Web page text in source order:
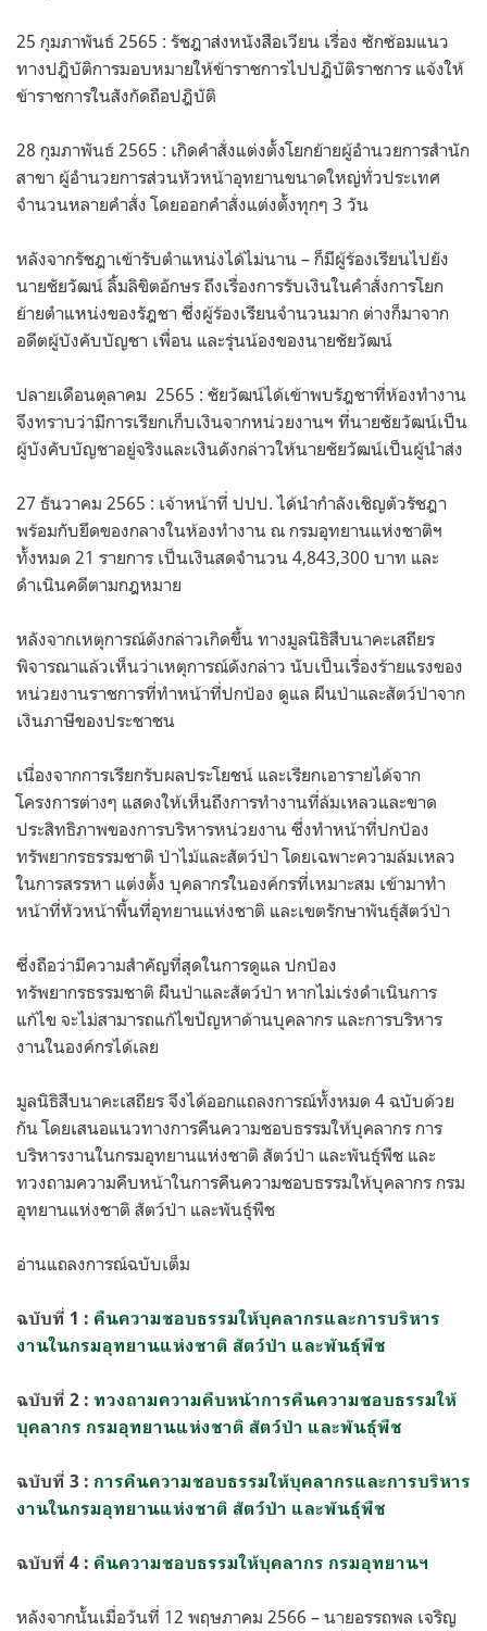
25 กุมภาพันธ์ 2565 : รัชฎาส่งหนังสือเวียน เรื่อง ซักซ้อมแนว
ทางปฎิบัติการมอบหมายให้ข้าราชการไปปฎิบัติราชการ แจ้งให้
ข้าราชการในสังกัดถือปฎิบัติ
28 กุมภาพันธ์ 2565 : เกิดคำสั่งแต่งตั้งโยกย้ายผู้อำนวยการสำนัก
สาขา ผู้อำนวยการส่วนหัวหน้าอุทยานขนาดใหญ่ทั่วประเทศ
จำนวนหลายคำสั่ง โดยออกคำสั่งแต่งตั้งทุกๆ 3 วัน
หลังจากรัชฎาเข้ารับตำแหน่งได้ไม่นาน – ก็มีผู้ร้องเรียนไปยัง
นายชัยวัฒน์ ลิ้มลิขิตอักษร ถึงเรื่องการรับเงินในคำสั่งการโยก
ย้ายตำแหน่งของรัฎชา ซึ่งผู้ร้องเรียนจำนวนมาก ต่างก็มาจาก
อดีตผู้บังคับบัญชา เพื่อน และรุ่นน้องของนายชัยวัฒน์
ปลายเดือนตุลาคม 2565 : ชัยวัฒน์ได้เข้าพบรัฎชาที่ห้องทำงาน
จึงทราบว่ามีการเรียกเก็บเงินจากหน่วยงานฯ ที่นายชัยวัฒน์เป็น
ผู้บังคับบัญชาอยู่จริงและเงินดังกล่าวให้นายชัยวัฒน์เป็นผู้นำส่ง
27 ธันวาคม 2565 : เจ้าหน้าที่ ปปป. ได้นำกำลังเชิญตัวรัชฎา
พร้อมกับยึดของกลางในห้องทำงาน ณ กรมอุทยานแห่งชาติฯ
ทั้งหมด 21 รายการ เป็นเงินสดจำนวน 4,843,300 บาท และ
ดำเนินคดีตามกฎหมาย
หลังจากเหตุการณ์ดังกล่าวเกิดขึ้น ทางมูลนิธิสืบนาคะเสถียร
พิจารณาแล้วเห็นว่าเหตุการณ์​ดังกล่าว นับเป็นเรื่องร้ายแรงของ
หน่วยงานราชการที่ทำหน้าที่ปกป้อง ดูแล ผืนป่าและสัตว์ป่าจาก
เงินภาษีของประชาชน
เนื่องจากการเรียกรับผลประโยชน์ และเรียกเอารายได้จาก
โครงการต่างๆ แสดงให้เห็นถึงการทำงานที่ล้มเหลวและขาด
ประสิทธิภาพของการบริหารหน่วยงาน ซึ่งทำหน้าที่ปกป้อง
ทรัพยากรธรรมชาติ ป่าไม้และสัตว์ป่า โดยเฉพาะความล้มเหลว​
ในการสรรหา แต่งตั้ง บุคลากรในองค์กรที่เหมาะสม เข้ามาทำ
หน้าที่หัวหน้าพื้นที่อุทยานแห่งชาติ และเขตรักษาพันธุ์สัตว์ป่า
ซึ่งถือว่ามีความสำคัญที่สุดในการดูแล ปกป้อง
ทรัพยากรธรรมชาติ ผืนป่าและสัตว์ป่า หากไม่เร่งดำเนินการ
แก้ไข จะไม่สามารถแก้ไขปัญหาด้านบุคลากร และการบริหาร
งานในองค์กรได้เลย
มูลนิธิ​สืบนาคะเสถียร จึงได้ออกแถลงการณ์ทั้งหมด 4 ฉบับด้วย
กัน โดยเสนอแนวทางการคืนความชอบธรรมให้บุคลากร การ
บริหาร​งานในกรมอุทยานแห่งชาติ สัตว์ป่า และพันธุ์พืช และ
ทวงถามความคืบหน้าในการคืนความชอบธรรมให้บุคลากร กรม
อุทยานแห่งชาติ สัตว์ป่า และพันธุ์พืช
อ่านแถลงการณ์ฉบับเต็ม
ฉบับที่ 1 : คืนความชอบธรรมให้บุคลากรและการบริหาร​
งานในกรมอุทยานแห่งชาติ สัตว์ป่า และพันธุ์พืช
ฉบับที่ 2 : ทวงถามความคืบหน้าการคืนความชอบธรรมให้
บุคลากร กรมอุทยานแห่งชาติ สัตว์ป่า และพันธุ์พืช
ฉบับที่ 3 : การคืนความชอบธรรมให้บุคลากรและการบริหาร​
งานในกรมอุทยานแห่งชาติ สัตว์ป่า และพันธุ์พืช
ฉบับที่ 4 : คืนความชอบธรรมให้บุคลากร กรมอุทยานฯ
หลังจากนั้นเมื่อวันที่ 12 พฤษภาคม 2566 – นายอรรถพล เจริญ